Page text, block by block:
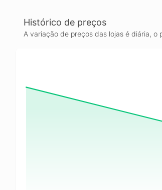
Histórico de preços
A variação de preços das lojas é diária,